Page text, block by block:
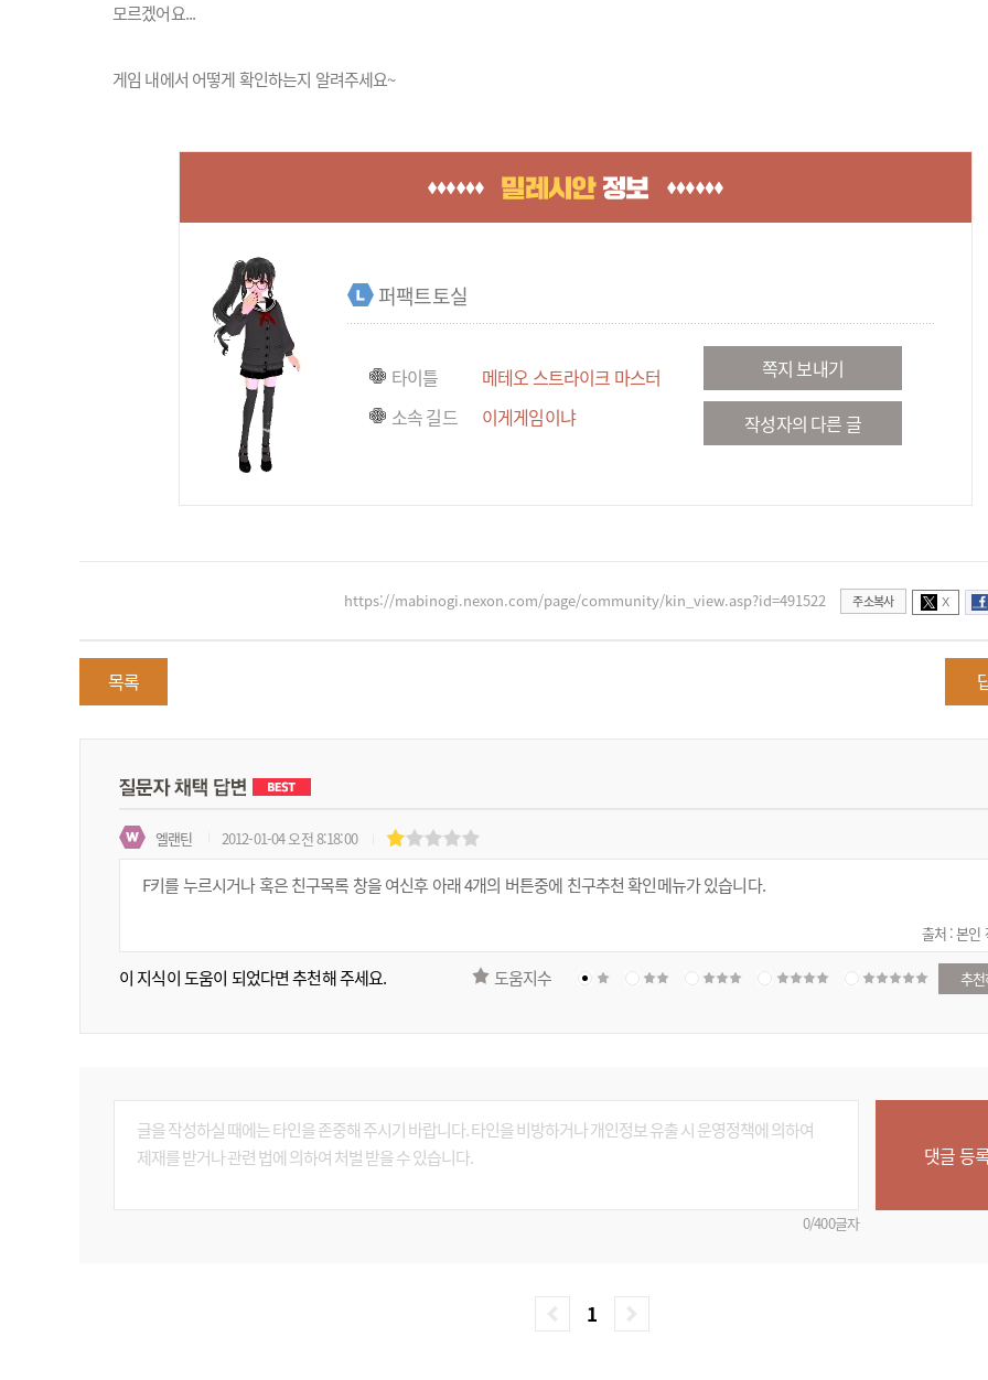
모르겠어요...
게임 내에서 어떻게 확인하는지 알려주세요~
퍼팩트토실
타이틀
메테오 스트라이크 마스터
소속 길드
이게게임이냐
쪽지 보내기
작성자의 다른 글
https://mabinogi.nexon.com/page/community/kin_view.asp?id=491522 주소복사 X
목록
엘랜틴 2012-01-04 오전 8:18:00
F키를 누르시거나 혹은 친구목록 창을 여신후 아래 4개의 버튼중에 친구추천 확인메뉴가 있습니다.
출처 : 본인
이 지식이 도움이 되었다면 추천해 주세요. 도움지수 추
댓글 등
0/400글자
1